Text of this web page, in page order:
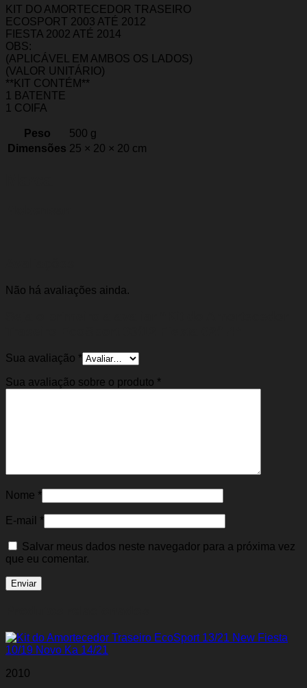
KIT DO AMORTECEDOR TRASEIRO
ECOSPORT 2003 ATÉ 2012
FIESTA 2002 ATÉ 2014
OBS:
(APLICÁVEL EM AMBOS OS LADOS)
(VALOR UNITÁRIO)
**KIT CONTÉM**
1 BATENTE
1 COIFA
Peso
500 g
Dimensões 25 × 20 × 20 cm
Não há avaliações ainda.
Sua avaliação *
Sua avaliação sobre o produto *
Nome *
E-mail *
Salvar meus dados neste navegador para a próxima vez
que eu comentar.
2010